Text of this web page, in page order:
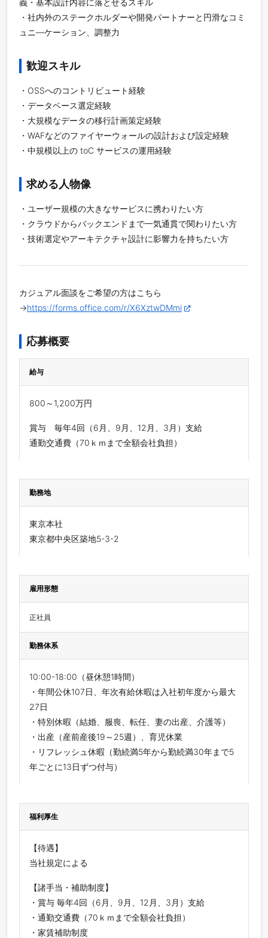
・社内外のステークホルダーや開発パートナーと円滑なコミ
ュニ―ケーション、調整力
歓迎スキル
・OSSへのコントリビュート経験
・データベース選定経験
・大規模なデータの移行計画策定経験
・WAFなどのファイヤーウォールの設計および設定経験
・中規模以上の toC サービスの運用経験
求める人物像
・ユーザー規模の大きなサービスに携わりたい方
・クラウドからバックエンドまで一気通貫で関わりたい方
・技術選定やアーキテクチャ設計に影響力を持ちたい方
カジュアル面談をご希望の方はこちら
→https://forms.office.com/r/X6XztwDMmi
応募概要
給与
800～1,200万円
賞与 毎年4回（6月、9月、12月、3月）支給
通勤交通費（70ｋｍまで全額会社負担）
勤務地
東京本社
東京都中央区築地5-3-2
雇用形態
正社員
勤務体系
10:00-18:00（昼休憩1時間）
・年間公休107日、年次有給休暇は入社初年度から最大
27日
・特別休暇（結婚、服喪、転任、妻の出産、介護等）
・出産（産前産後19～25週）、育児休業
・リフレッシュ休暇（勤続満5年から勤続満30年まで5
年ごとに13日ずつ付与）
福利厚生
【待遇】
当社規定による
【諸⼿当・補助制度】
・賞与 毎年4回（6⽉、9⽉、12⽉、3⽉）⽀給
・通勤交通費（70ｋｍまで全額会社負担）
・家賃補助制度